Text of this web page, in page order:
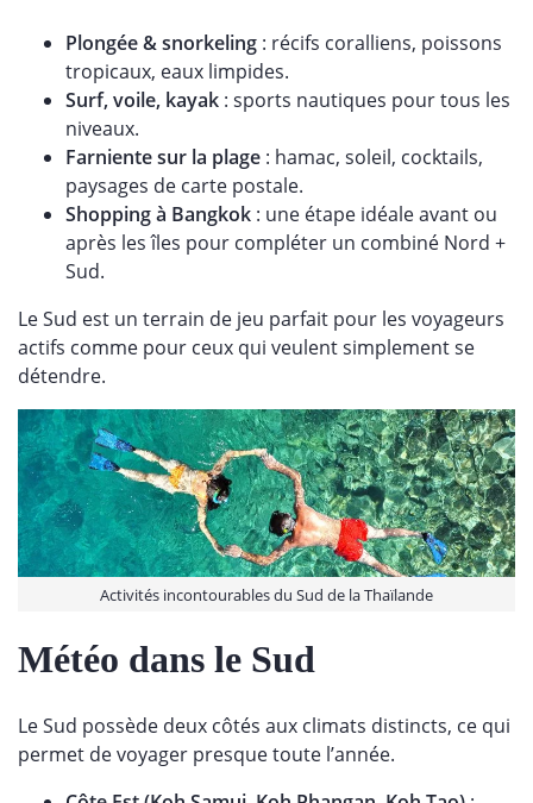
Plongée & snorkeling : récifs coralliens, poissons
tropicaux, eaux limpides.
Surf, voile, kayak : sports nautiques pour tous les
niveaux.
Farniente sur la plage : hamac, soleil, cocktails,
paysages de carte postale.
Shopping à Bangkok : une étape idéale avant ou
après les îles pour compléter un combiné Nord +
Sud.
Le Sud est un terrain de jeu parfait pour les voyageurs
actifs comme pour ceux qui veulent simplement se
détendre.
Activités incontourables du Sud de la Thaïlande
Météo dans le Sud
Le Sud possède deux côtés aux climats distincts, ce qui
permet de voyager presque toute l’année.